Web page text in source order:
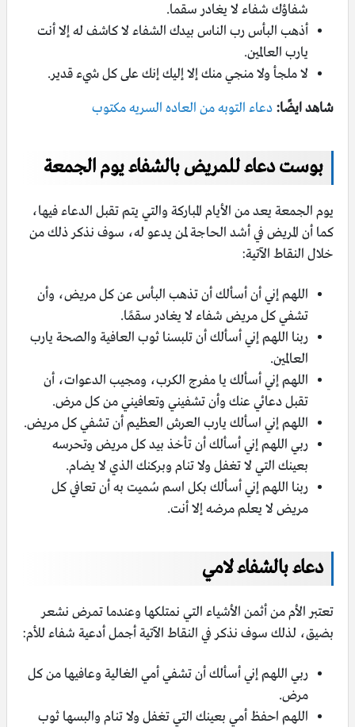
شفاؤك شفاء لا يغادر سقما.
أذهب البأس رب الناس بيدك الشفاء لا كاشف له إلا أنت
يارب العالمين.
لا ملجأ ولا منجي منك إلا إليك إنك على كل شيء قدير.
شاهد ايضًا: دعاء التوبه من العاده السریه مكتوب
بوست دعاء للمريض بالشفاء يوم الجمعة
يوم الجمعة يعد من الأيام المباركة والتي يتم تقبل الدعاء فيها،
كما أن المريض في أشد الحاجة لمن يدعو له، سوف نذكر ذلك من
خلال النقاط الآتية:
اللهم إني أن أسألك أن تذهب البأس عن كل مريض، وأن
تشفي كل مريض شفاء لا يغادر سقمًا.
ربنا اللهم إني أسألك أن تلبسنا ثوب العافية والصحة يارب
العالمين.
اللهم إني أسألك يا مفرج الكرب، ومجيب الدعوات، أن
تقبل دعائي عنك وأن تشفيني وتعافيني من كل مرض.
اللهم إني اسألك يارب العرش العظيم أن تشفي كل مريض.
ربي اللهم إني أسألك أن تأخذ بيد كل مريض وتحرسه
بعينك التي لا تغفل ولا تنام وبركنك الذي لا يضام.
ربنا اللهم إني أسألك بكل اسم سُميت به أن تعافي كل
مريض لا يعلم مرضه إلا أنت.
دعاء بالشفاء لامي
تعتبر الأم من أثمن الأشياء التي نمتلكها وعندما تمرض نشعر
بضيق، لذلك سوف نذكر في النقاط الآتية أجمل أدعية شفاء للأم:
ربي اللهم إني أسألك أن تشفي أمي الغالية وعافيها من كل
مرض.
اللهم احفظ أمي بعينك التي تغفل ولا تنام والبسها ثوب